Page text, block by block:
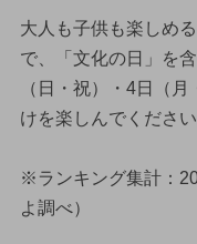
大人も子供も楽しめ
で、「文化の日」を
（日・祝）・4日（
けを楽しんでください
※ランキング集計：
よ調べ）